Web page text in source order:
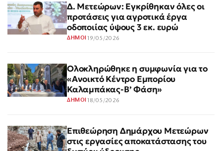
Δ. Μετεώρων: Εγκρίθηκαν όλες οι
προτάσεις για αγροτικά έργα
οδοποιίας ύψους 3 εκ. ευρώ
ΔΗΜΟΙ 19/05/2026
Ολοκληρώθηκε η συμφωνία για το
«Ανοικτό Κέντρο Εμπορίου
Καλαμπάκας-Β’ Φάση»
ΔΗΜΟΙ 18/05/2026
Επιθεώρηση Δημάρχου Μετεώρων
στις εργασίες αποκατάστασης του